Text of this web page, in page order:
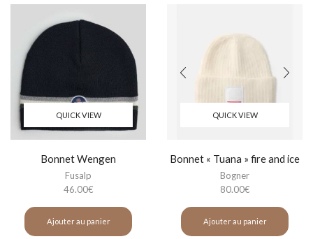
QUICK VIEW
Bonnet Wengen
Fusalp
46.00€
Ajouter au panier
QUICK VIEW
Bonnet « Tuana » fire and ice
Bogner
80.00€
Ajouter au panier